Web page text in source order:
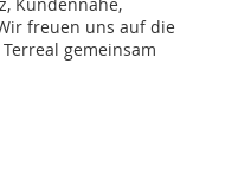
Kundennähe,
freuen uns auf die
gemeinsam